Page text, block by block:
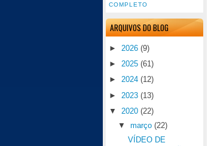
COMPLETO
ARQUIVOS DO BLOG
► 2026 (9)
► 2025 (61)
► 2024 (12)
► 2023 (13)
▼
2020 (22)
▼
março (22)
VÍDEO DE